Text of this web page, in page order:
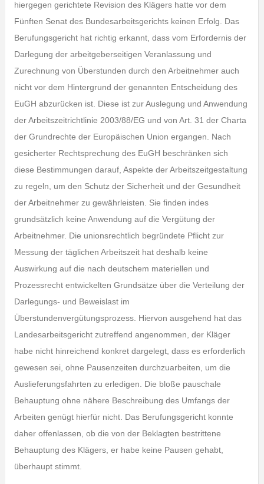
hiergegen gerichtete Revision des Klägers hatte vor dem
Fünften Senat des Bundesarbeitsgerichts keinen Erfolg. Das
Berufungsgericht hat richtig erkannt, dass vom Erfordernis der
Darlegung der arbeitgeberseitigen Veranlassung und
Zurechnung von Überstunden durch den Arbeitnehmer auch
nicht vor dem Hintergrund der genannten Entscheidung des
EuGH abzurücken ist. Diese ist zur Auslegung und Anwendung
der Arbeitszeitrichtlinie 2003/88/EG und von Art. 31 der Charta
der Grundrechte der Europäischen Union ergangen. Nach
gesicherter Rechtsprechung des EuGH beschränken sich
diese Bestimmungen darauf, Aspekte der Arbeitszeitgestaltung
zu regeln, um den Schutz der Sicherheit und der Gesundheit
der Arbeitnehmer zu gewährleisten. Sie finden indes
grundsätzlich keine Anwendung auf die Vergütung der
Arbeitnehmer. Die unionsrechtlich begründete Pflicht zur
Messung der täglichen Arbeitszeit hat deshalb keine
Auswirkung auf die nach deutschem materiellen und
Prozessrecht entwickelten Grundsätze über die Verteilung der
Darlegungs- und Beweislast im
Überstundenvergütungsprozess. Hiervon ausgehend hat das
Landesarbeitsgericht zutreffend angenommen, der Kläger
habe nicht hinreichend konkret dargelegt, dass es erforderlich
gewesen sei, ohne Pausenzeiten durchzuarbeiten, um die
Auslieferungsfahrten zu erledigen. Die bloße pauschale
Behauptung ohne nähere Beschreibung des Umfangs der
Arbeiten genügt hierfür nicht. Das Berufungsgericht konnte
daher offenlassen, ob die von der Beklagten bestrittene
Behauptung des Klägers, er habe keine Pausen gehabt,
überhaupt stimmt.